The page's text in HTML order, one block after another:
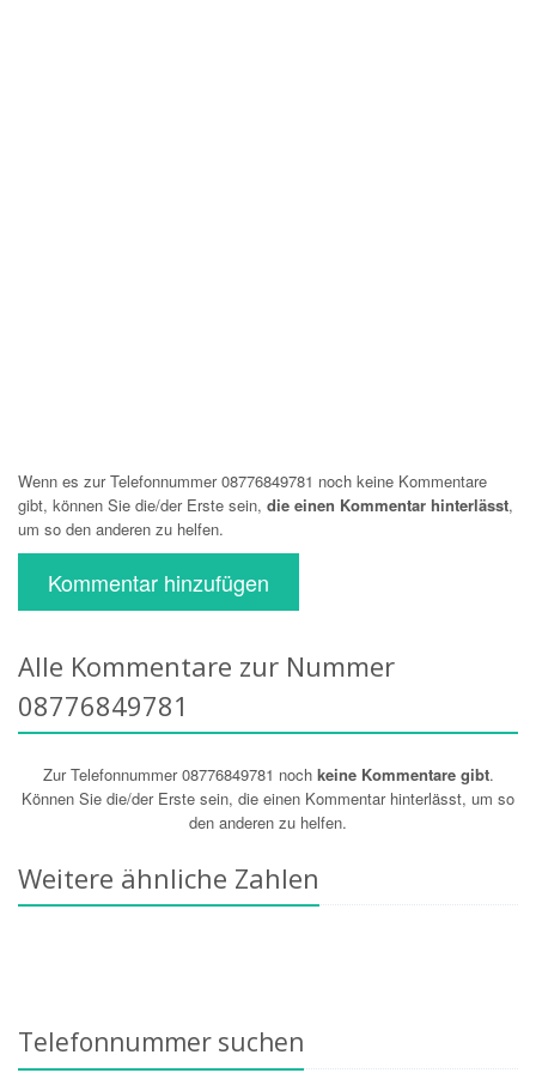
Wenn es zur Telefonnummer 08776849781 noch keine Kommentare
gibt, können Sie die/der Erste sein, die einen Kommentar hinterlässt,
um so den anderen zu helfen.
Kommentar hinzufügen
Alle Kommentare zur Nummer
08776849781
Zur Telefonnummer 08776849781 noch keine Kommentare gibt.
Können Sie die/der Erste sein, die einen Kommentar hinterlässt, um so
den anderen zu helfen.
Weitere ähnliche Zahlen
Telefonnummer suchen